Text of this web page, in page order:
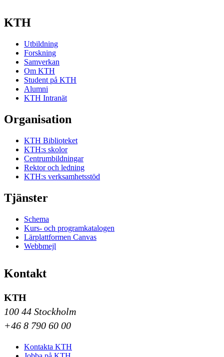
KTH
Utbildning
Forskning
Samverkan
Om KTH
Student på KTH
Alumni
KTH Intranät
Organisation
KTH Biblioteket
KTH:s skolor
Centrumbildningar
Rektor och ledning
KTH:s verksamhetsstöd
Tjänster
Schema
Kurs- och programkatalogen
Lärplattformen Canvas
Webbmejl
Kontakt
KTH
100 44 Stockholm
+46 8 790 60 00
Kontakta KTH